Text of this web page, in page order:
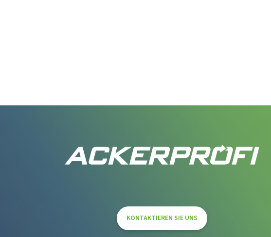
KONTAKTIEREN SIE UNS